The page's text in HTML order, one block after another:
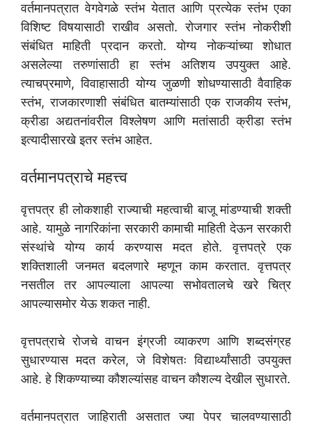
वर्तमानपत्रात वेगवेगळे स्तंभ येतात आणि प्रत्येक स्तंभ एका
विशिष्ट विषयासाठी राखीव असतो. रोजगार स्तंभ नोकरीशी
संबंधित माहिती प्रदान करतो. योग्य नोकऱ्यांच्या शोधात
असलेल्या तरुणांसाठी हा स्तंभ अतिशय उपयुक्त आहे.
त्याचप्रमाणे, विवाहासाठी योग्य जुळणी शोधण्यासाठी वैवाहिक
स्तंभ, राजकारणाशी संबंधित बातम्यांसाठी एक राजकीय स्तंभ,
क्रीडा अद्यतनांवरील विश्लेषण आणि मतांसाठी क्रीडा स्तंभ
इत्यादीसारखे इतर स्तंभ आहेत.
वर्तमानपत्राचे महत्त्व
वृत्तपत्र ही लोकशाही राज्याची महत्वाची बाजू मांडण्याची शक्ती
आहे. यामुळे नागरिकांना सरकारी कामाची माहिती देऊन सरकारी
संस्थांचे योग्य कार्य करण्यास मदत होते. वृत्तपत्रे एक
शक्तिशाली जनमत बदलणारे म्हणून काम करतात. वृत्तपत्र
नसतील तर आपल्याला आपल्या सभोवतालचे खरे चित्र
आपल्यासमोर येऊ शकत नाही.
वृत्तपत्राचे रोजचे वाचन इंग्रजी व्याकरण आणि शब्दसंग्रह
सुधारण्यास मदत करेल, जे विशेषतः विद्यार्थ्यांसाठी उपयुक्त
आहे. हे शिकण्याच्या कौशल्यांसह वाचन कौशल्य देखील सुधारते.
वर्तमानपत्रात जाहिराती असतात ज्या पेपर चालवण्यासाठी